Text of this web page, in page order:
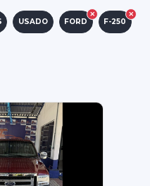
USADO FORD F-250